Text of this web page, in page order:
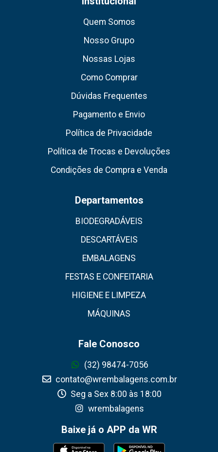
Quem Somos
Nosso Grupo
Nossas Lojas
Como Comprar
Dúvidas Frequentes
Pagamento e Envio
Política de Privacidade
Política de Trocas e Devoluções
Condições de Compra e Venda
Departamentos
BIODEGRADÁVEIS
DESCARTÁVEIS
EMBALAGENS
FESTAS E CONFEITARIA
HIGIENE E LIMPEZA
MÁQUINAS
Fale Conosco
(32) 98474-7056
contato@wrembalagens.com.br
Seg a Sex 8:00 às 18:00
wrembalagens
Baixe já o APP da WR